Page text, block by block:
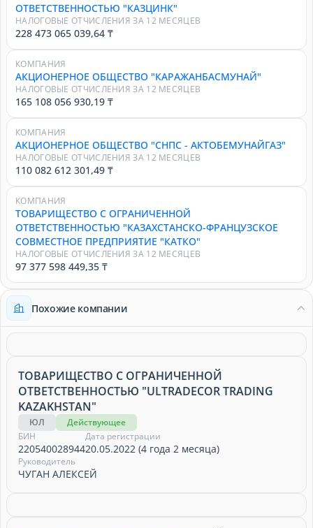
ОТВЕТСТВЕННОСТЬЮ "КАЗЦИНК"
НАЛОГОВЫЕ ОТЧИСЛЕНИЯ ЗА 12 МЕСЯЦЕВ
228 473 065 039,64 ₸
КОМПАНИЯ
АКЦИОНЕРНОЕ ОБЩЕСТВО "КАРАЖАНБАСМУНАЙ"
НАЛОГОВЫЕ ОТЧИСЛЕНИЯ ЗА 12 МЕСЯЦЕВ
165 108 056 930,19 ₸
КОМПАНИЯ
АКЦИОНЕРНОЕ ОБЩЕСТВО "СНПС - АКТОБЕМУНАЙГАЗ"
НАЛОГОВЫЕ ОТЧИСЛЕНИЯ ЗА 12 МЕСЯЦЕВ
110 082 612 301,49 ₸
КОМПАНИЯ
ТОВАРИЩЕСТВО С ОГРАНИЧЕННОЙ
ОТВЕТСТВЕННОСТЬЮ "КАЗАХСТАНСКО-ФРАНЦУЗСКОЕ
СОВМЕСТНОЕ ПРЕДПРИЯТИЕ "КАТКО"
НАЛОГОВЫЕ ОТЧИСЛЕНИЯ ЗА 12 МЕСЯЦЕВ
97 377 598 449,35 ₸
Похожие компании
ТОВАРИЩЕСТВО С ОГРАНИЧЕННОЙ
ОТВЕТСТВЕННОСТЬЮ "ULTRADECOR TRADING
KAZAKHSTAN"
ЮЛ
Действующее
БИН
220540028944
Дата регистрации
20.05.2022 (4 года 2 месяца)
Руководитель
ЧУГАН АЛЕКСЕЙ